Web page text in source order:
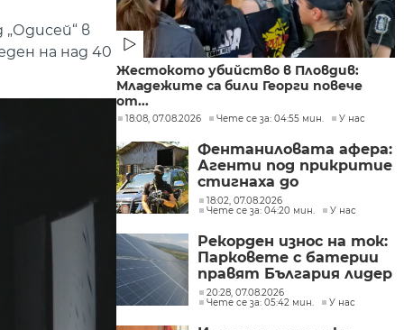
в
на над 40
Жестокото убийство в Пловдив:
Младежите са били Георги повече
от...
18:08, 07.08.2026 Чете се за: 04:55 мин. У нас
Фентаниловата афера:
Агенти под прикритие
стигнаха до
лабораторията във
„Факултета“
18:02, 07.08.2026
Чете се за: 04:20 мин.
У нас
Рекорден износ на ток:
Парковете с батерии
правят България лидер
на пазара
20:28, 07.08.2026
Чете се за: 05:42 мин.
У нас